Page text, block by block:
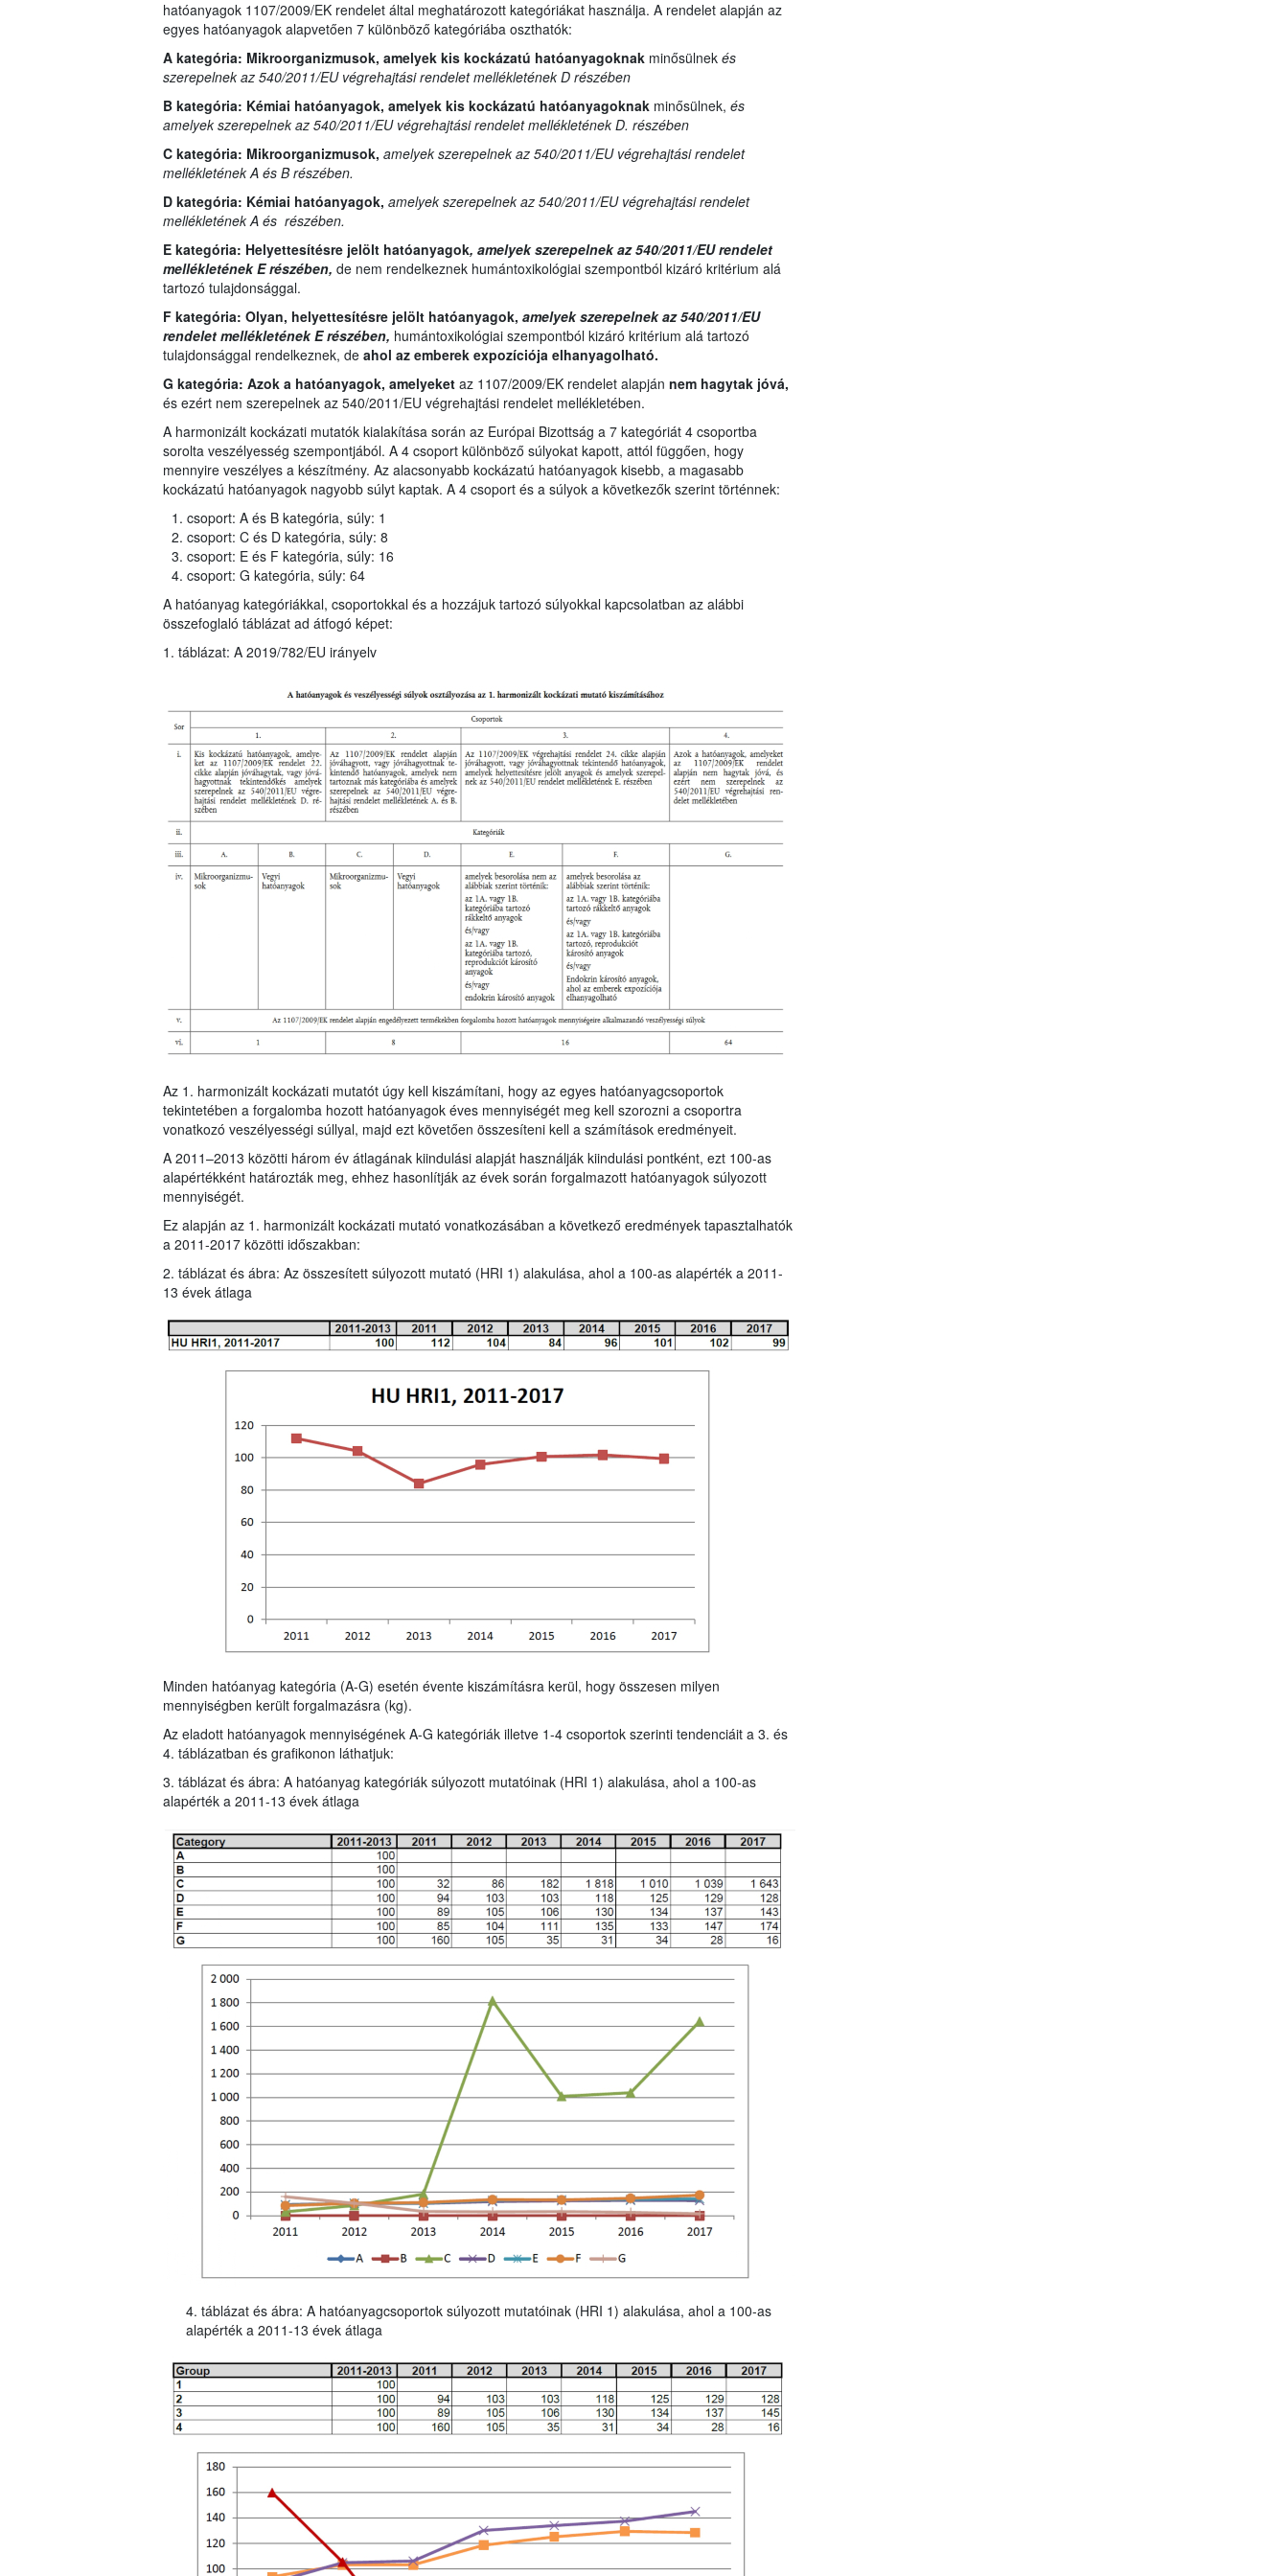
hatóanyagok 1107/2009/EK rendelet által meghatározott kategóriákat használja. A rendelet alapján az
egyes hatóanyagok alapvetően 7 különböző kategóriába oszthatók:
A kategória: Mikroorganizmusok, amelyek kis kockázatú hatóanyagoknakminősülnek és
szerepelnek az 540/2011/EU végrehajtási rendelet mellékletének D részében
B kategória: Kémiai hatóanyagok, amelyek kis kockázatú hatóanyagoknakminősülnek, és
amelyek szerepelnek az 540/2011/EU végrehajtási rendelet mellékletének D. részében
C kategória: Mikroorganizmusok, amelyek szerepelnek az 540/2011/EU végrehajtási rendelet
mellékletének A és B részében.
D kategória: Kémiai hatóanyagok, amelyek szerepelnek az 540/2011/EU végrehajtási rendelet
mellékletének A és részében.
E kategória: Helyettesítésre jelölt hatóanyagok, amelyek szerepelnek az 540/2011/EU rendelet
mellékletének E részében, de nem rendelkeznek humántoxikológiai szempontból kizáró kritérium alá
tartozó tulajdonsággal.
F kategória: Olyan, helyettesítésre jelölt hatóanyagok, amelyek szerepelnek az 540/2011/EU
rendelet mellékletének E részében, humántoxikológiai szempontból kizáró kritérium alá tartozó
tulajdonsággal rendelkeznek, de ahol az emberek expozíciója elhanyagolható.
G kategória: Azok a hatóanyagok, amelyeket az 1107/2009/EK rendelet alapján nem hagytak jóvá,
és ezért nem szerepelnek az 540/2011/EU végrehajtási rendelet mellékletében.
A harmonizált kockázati mutatók kialakítása során az Európai Bizottság a 7 kategóriát 4 csoportba
sorolta veszélyesség szempontjából. A 4 csoport különböző súlyokat kapott, attól függően, hogy
mennyire veszélyes a készítmény. Az alacsonyabb kockázatú hatóanyagok kisebb, a magasabb
kockázatú hatóanyagok nagyobb súlyt kaptak. A 4 csoport és a súlyok a következők szerint történnek:
csoport: A és B kategória, súly: 1
csoport: C és D kategória, súly: 8
csoport: E és F kategória, súly: 16
csoport: G kategória, súly: 64
A hatóanyag kategóriákkal, csoportokkal és a hozzájuk tartozó súlyokkal kapcsolatban az alábbi
összefoglaló táblázat ad átfogó képet:
1. táblázat: A 2019/782/EU irányelv
Az 1. harmonizált kockázati mutatót úgy kell kiszámítani, hogy az egyes hatóanyagcsoportok
tekintetében a forgalomba hozott hatóanyagok éves mennyiségét meg kell szorozni a csoportra
vonatkozó veszélyességi súllyal, majd ezt követően összesíteni kell a számítások eredményeit.
A 2011–2013 közötti három év átlagának kiindulási alapját használják kiindulási pontként, ezt 100-as
alapértékként határozták meg, ehhez hasonlítják az évek során forgalmazott hatóanyagok súlyozott
mennyiségét.
Ez alapján az 1. harmonizált kockázati mutató vonatkozásában a következő eredmények tapasztalhatók
a 2011-2017 közötti időszakban:
2. táblázat és ábra: Az összesített súlyozott mutató (HRI 1) alakulása, ahol a 100-as alapérték a 2011-
13 évek átlaga
Minden hatóanyag kategória (A-G) esetén évente kiszámításra kerül, hogy összesen milyen
mennyiségben került forgalmazásra (kg).
Az eladott hatóanyagok mennyiségének A-G kategóriák illetve 1-4 csoportok szerinti tendenciáit a 3. és
4. táblázatban és grafikonon láthatjuk:
3. táblázat és ábra: A hatóanyag kategóriák súlyozott mutatóinak (HRI 1) alakulása, ahol a 100-as
alapérték a 2011-13 évek átlaga
4. táblázat és ábra: A hatóanyagcsoportok súlyozott mutatóinak (HRI 1) alakulása, ahol a 100-as
alapérték a 2011-13 évek átlaga